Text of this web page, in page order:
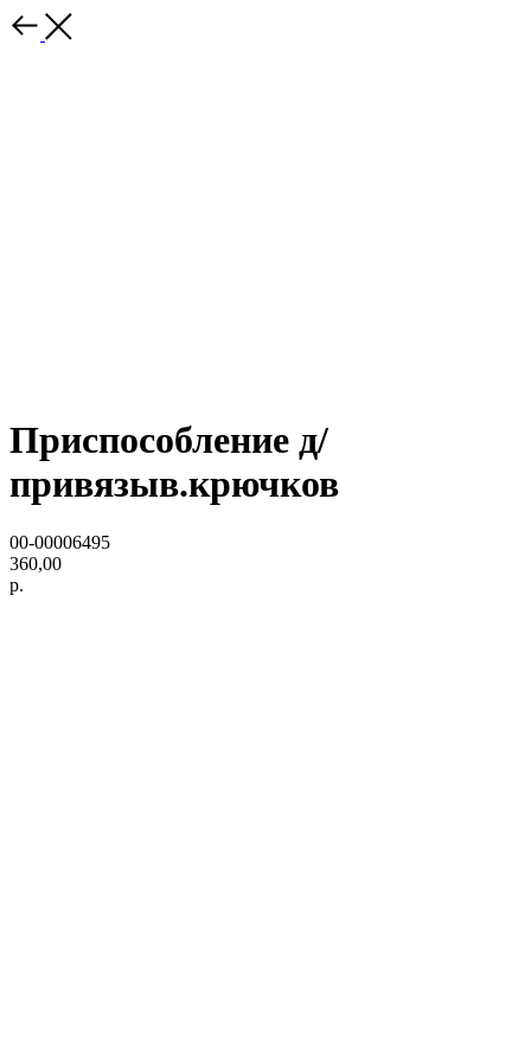
Приспособление д/
привязыв.крючков
00-00006495
360,00
р.